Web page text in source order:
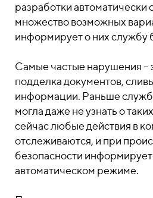
разработки автоматически
множество возможных
информирует о них службу
Самые частые нарушения –
подделка документов,
информации. Раньше
могла даже не узнать о
сейчас любые действия в
отслеживаются, и при
безопасности
автоматическом режиме.